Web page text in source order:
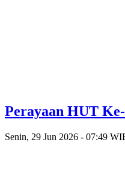
Perayaan HUT
Senin, 29 Jun 2026 - 07:49